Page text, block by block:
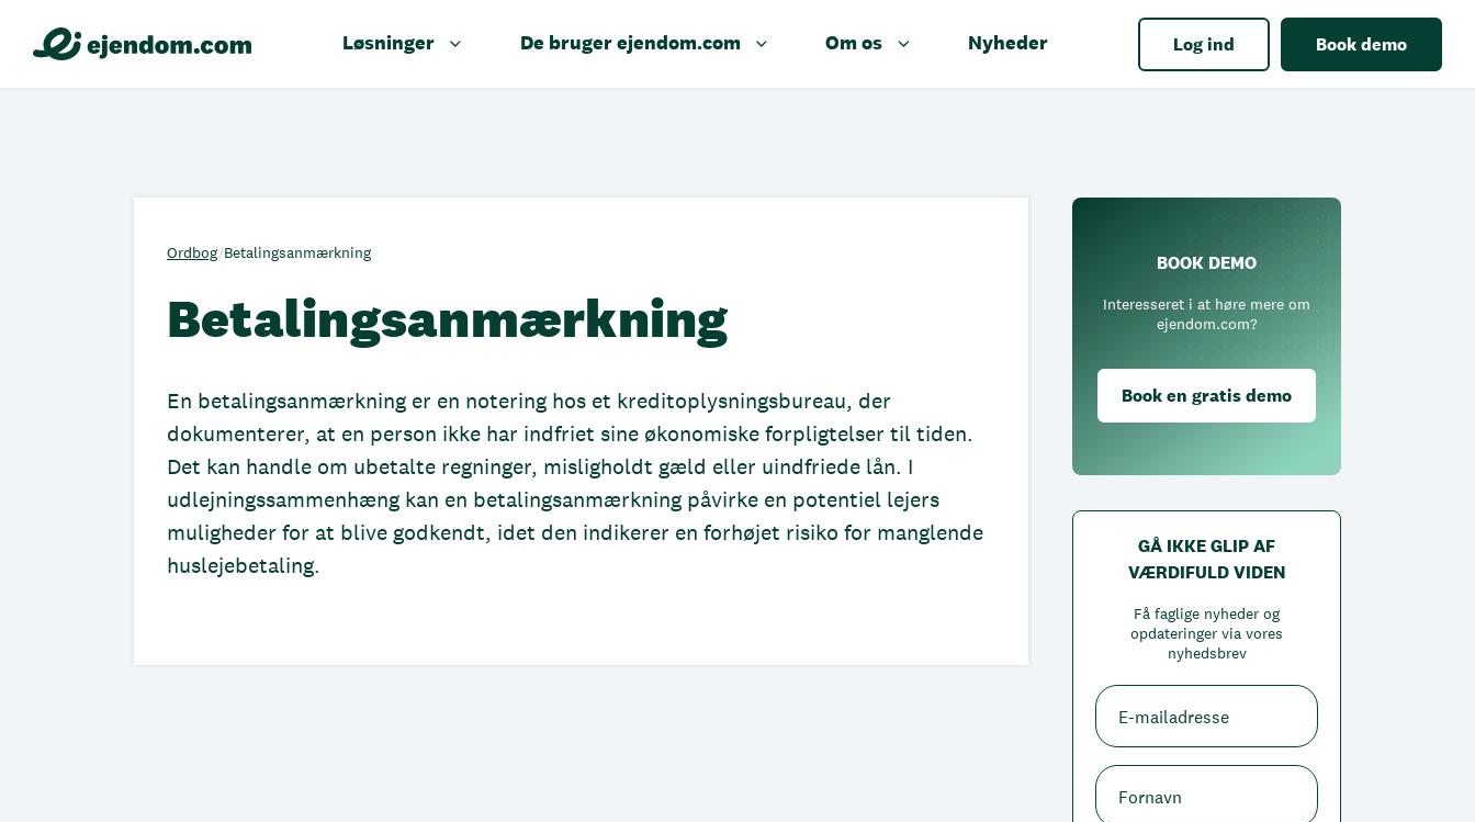
Løsninger De bruger ejendom.com Om os Nyheder Log ind Book demo
Ordbog/Betalingsanmærkning
Betalingsanmærkning
En betalingsanmærkning er en notering hos et kreditoplysningsbureau, der
dokumenterer, at en person ikke har indfriet sine økonomiske forpligtelser til tiden.
Det kan handle om ubetalte regninger, misligholdt gæld eller uindfriede lån. I
udlejningssammenhæng kan en betalingsanmærkning påvirke en potentiel lejers
muligheder for at blive godkendt, idet den indikerer en forhøjet risiko for manglende
huslejebetaling.
BOOK DEMO
Interesseret i at høre mere om
ejendom.com?
Book en gratis demo
GÅ IKKE GLIP AF
VÆRDIFULD VIDEN
Få faglige nyheder og
opdateringer via vores
nyhedsbrev